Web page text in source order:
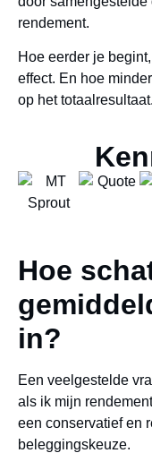
rendement.
Hoe eerder je
effect. En hoe
op het totaalresultaat.
Hoe
in?
Een veelgestelde
als ik mijn
een conservatief en
beleggingskeuze.